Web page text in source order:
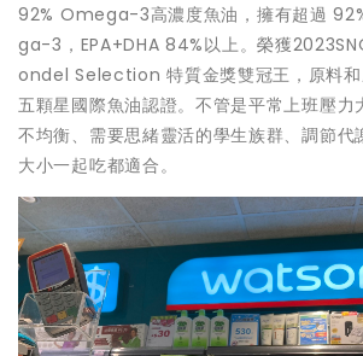
92% Omega-3高濃度魚油，擁有超過
ga-3，EPA+DHA 84%以上。榮獲
ondel Selection 特質金獎雙冠王，原料和
五顆星國際魚油認證。不管是平常上班壓力
不均衡、需要思緒靈活的學生族群、調節代
大小一起吃都適合。